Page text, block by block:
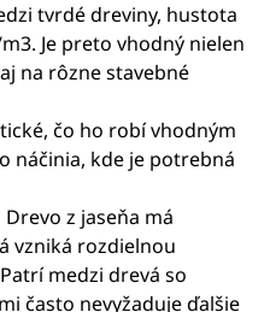
tvrdé dreviny, hustota
Je preto vhodný nielen
na rôzne stavebné
čo ho robí vhodným
náčinia, kde je potrebná
Drevo z jaseňa má
vzniká rozdielnou
medzi drevá so
často nevyžaduje ďalšie